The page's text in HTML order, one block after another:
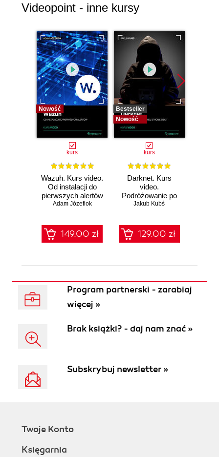
Videopoint - inne kursy
Nowość
kurs
Wazuh. Kurs video.
Od instalacji do
pierwszych alertów
Adam Józefiok
149.00 zł
Bestseller
Nowość
kurs
Darknet. Kurs
video.
Podróżowanie po
ciemnej stronie
Jakub Kubś
129.00 zł
Program partnerski - zarabiaj
więcej »
Brak książki? - daj nam znać »
Subskrybuj newsletter »
Twoje Konto
Księgarnia